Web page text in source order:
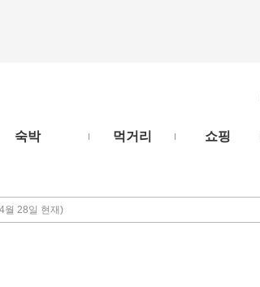
숙박 먹거리 쇼핑
월 28일 현재)